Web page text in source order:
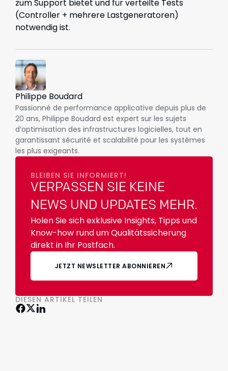
zum Support bietet und für verteilte Tests
(Controller + mehrere Lastgeneratoren)
notwendig ist.
Philippe Boudard
Passionné de performance applicative depuis plus de
20 ans, Philippe Boudard est expert sur les sujets
d’optimisation des infrastructures logicielles, tout en
garantissant sécurité et scalabilité pour les systèmes
les plus exigeants.
BLEIBEN SIE INFORMIERT!
VERPASSEN SIE KEINE
NEWS UND UPDATES MEHR.
Holen Sie sich exklusive Insights, Tipps und
Know-how rund um Qualitätssicherung
direkt in Ihr Postfach.
JETZT NEWSLETTER ABONNIEREN
DIESEN ARTIKEL TEILEN